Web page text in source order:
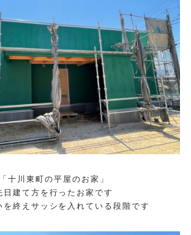
「十川東町の平屋のお家」
日建て方を行ったお家です
を終えサッシを入れている段階です